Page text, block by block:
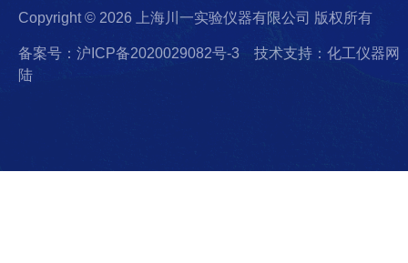
Copyright © 2026 上海川一实验仪器有限公司 版权所有
备案号：沪ICP备2020029082号-3
技术支持：化工仪器网
陆